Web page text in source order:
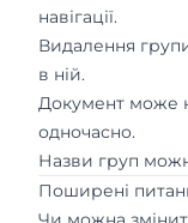
навігації.
Видалення
в ній.
Документ може
одночасно.
Назви груп
Поширені